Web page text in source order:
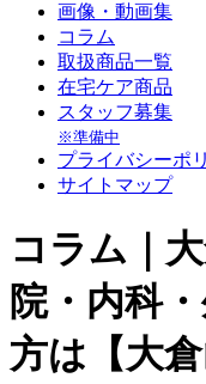
画像・動画集
コラム
取扱商品一覧
在宅ケア商品
スタッフ募集
※準備中
プライバシーポ
サイトマップ
コラム｜
院・内科
方は【大